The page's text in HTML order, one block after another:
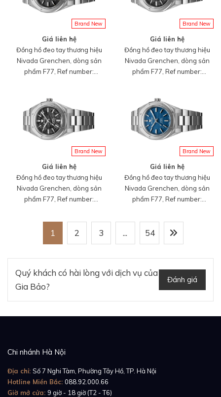
Brand New
Giá liên hệ
Đồng hồ đeo tay thương hiệu
Nivada Grenchen, dòng sản
phẩm F77, Ref number:
vỏ và dây đồng hồ bằng thép
316L, mới 100%
Brand New
Giá liên hệ
Đồng hồ đeo tay thương hiệu
Nivada Grenchen, dòng sản
phẩm F77, Ref number:
động, vỏ và dây đồng hồ bằng
thép 316L, mới 100%
Brand New
Giá liên hệ
Đồng hồ đeo tay thương hiệu
Nivada Grenchen, dòng sản
phẩm F77, Ref number:
thạch, size 41mm, máy tự
động, vỏ và dây đồng hồ bằng
thép 316L, mới 100%
Brand New
Giá liên hệ
Đồng hồ đeo tay thương hiệu
Nivada Grenchen, dòng sản
phẩm F77, Ref number:
tiết, size 41mm, máy tự động,
vỏ và dây đồng hồ bằng thép
316L, mới 100%
1 2 3 ... 54
Quý khách có hài lòng với dịch vụ của
Gia Bảo?
Đánh giá
Chi nhánh Hà Nội
Địa chỉ: Số 7 Nghi Tàm, Phường Tây Hồ, TP. Hà Nội
Hotline Miền Bắc: 088.92.000.66
Giờ mở cửa: 9 giờ - 18 giờ (T2 - T6)